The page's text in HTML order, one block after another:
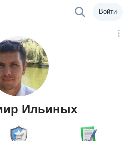
Войти
Ильиных